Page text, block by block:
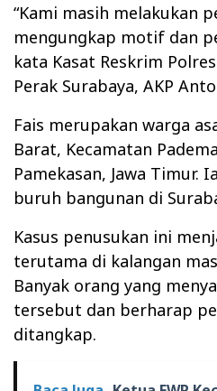
“Kami masih melakukan
mengungkap motif dan
kata Kasat Reskrim
Perak Surabaya, AKP
Fais merupakan warga
Barat, Kecamatan
Pamekasan, Jawa Timur.
buruh bangunan di
Kasus penusukan ini
terutama di kalangan
Banyak orang yang
tersebut dan berharap
ditangkap.